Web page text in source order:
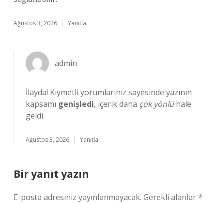
Ağustos 3, 2026 Yanıtla
admin
İlayda! Kıymetli yorumlarınız sayesinde yazının
kapsamı genişledi, içerik daha çok yönlühale
geldi.
Ağustos 3, 2026 Yanıtla
Bir yanıt yazın
E-posta adresiniz yayınlanmayacak. Gerekli alanlar*